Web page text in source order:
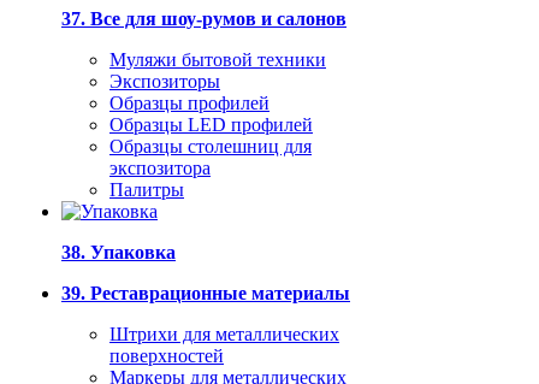
37. Все для шоу-румов и салонов
Муляжи бытовой техники
Экспозиторы
Образцы профилей
Образцы LED профилей
Образцы столешниц для
экспозитора
Палитры
38. Упаковка
39. Реставрационные материалы
Штрихи для металлических
поверхностей
Маркеры для металлических